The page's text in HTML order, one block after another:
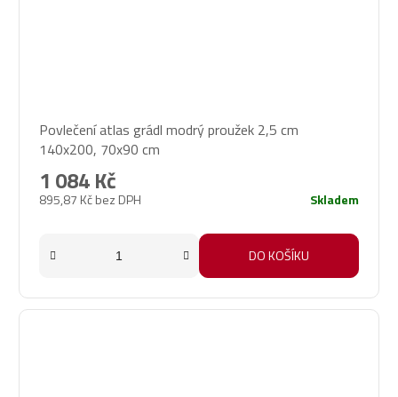
Povlečení atlas grádl modrý proužek 2,5 cm
140x200, 70x90 cm
895,87 Kč bez DPH
1 084 Kč
Skladem
DO KOŠÍKU